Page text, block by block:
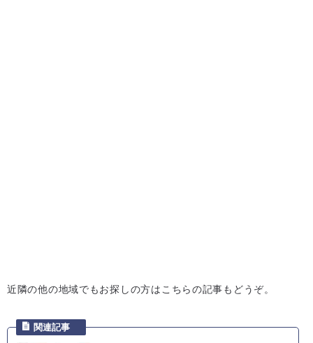
近隣の他の地域でもお探しの方はこちらの記事もどうぞ。